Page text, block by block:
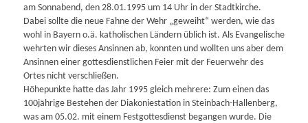
am Sonnabend, den 28.01.1995 um 14 Uhr in der Stadtkirche.
Dabei sollte die neue Fahne der Wehr „geweiht“ werden, wie das
wohl in Bayern o.ä. katholischen Ländern üblich ist. Als Evangelische
wehrten wir dieses Ansinnen ab, konnten und wollten uns aber dem
Ansinnen einer gottesdienstlichen Feier mit der Feuerwehr des
Ortes nicht verschließen.
Höhepunkte hatte das Jahr 1995 gleich mehrere: Zum einen das
100jährige Bestehen der Diakoniestation in Steinbach-Hallenberg,
was am 05.02. mit einem Festgottesdienst begangen wurde. Die